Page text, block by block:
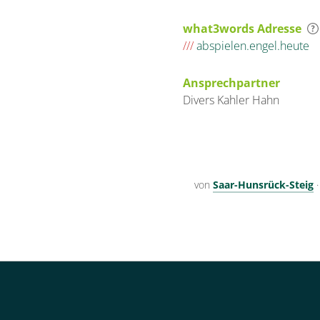
what3words Adresse
///abspielen.engel.heute
Ansprechpartner
Divers Kahler Hahn
von Saar-Hunsrück-Steig ·